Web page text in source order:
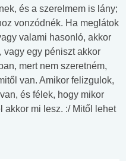
és a szerelmem is lány;
vonzódnék. Ha meglátok
valami hasonló, akkor
vagy egy péniszt akkor
mert nem szeretném,
van. Amikor felizgulok,
és félek, hogy mikor
akkor mi lesz. :/ Mitől lehet